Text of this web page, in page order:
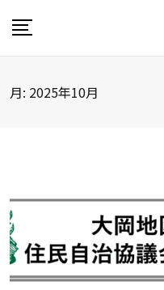
to
月: 2025年10月